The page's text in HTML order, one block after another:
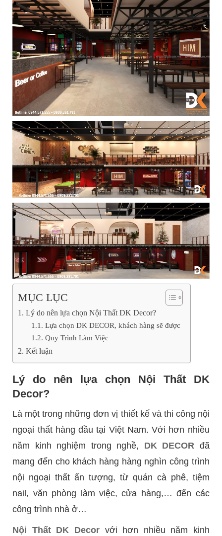
MỤC LỤC
Lý do nên lựa chọn Nội Thất DK Decor?
Lựa chọn DK DECOR, khách hàng sẽ được
Quy Trình Làm Việc
Kết luận
Lý do nên lựa chọn Nội Thất DK
Decor?
Là một trong những đơn vị thiết kế và thi công nội
ngoại thất hàng đầu tại Việt Nam. Với hơn nhiều
năm kinh nghiệm trong nghề, DK DECOR đã
mang đến cho khách hàng hàng nghìn công trình
nội ngoại thất ấn tượng, từ quán cà phê, tiệm
nail, văn phòng làm việc, cửa hàng,… đến các
công trình nhà ở…
Nội Thất DK Decor với hơn nhiều năm kinh